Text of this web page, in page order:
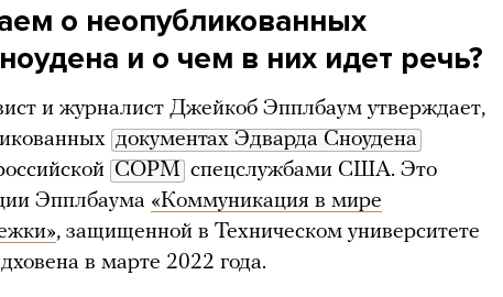
о неопубликованных
и о чем в них идет речь?
и журналист Джейкоб Эпплбаум утверждает,
документах Эдварда Сноудена
СОРМ спецслужбами США. Это
Эпплбаума «Коммуникация в мире
, защищенной в Техническом университете
в марте 2022 года.